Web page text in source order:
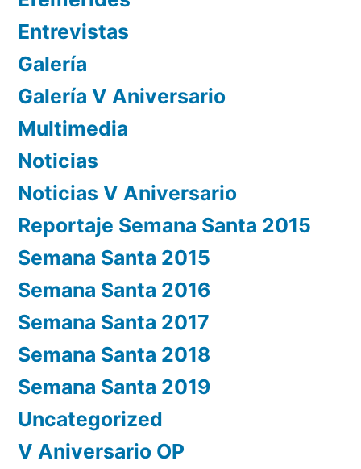
Entrevistas
Galería
Galería V Aniversario
Multimedia
Noticias
Noticias V Aniversario
Reportaje Semana Santa 2015
Semana Santa 2015
Semana Santa 2016
Semana Santa 2017
Semana Santa 2018
Semana Santa 2019
Uncategorized
V Aniversario OP